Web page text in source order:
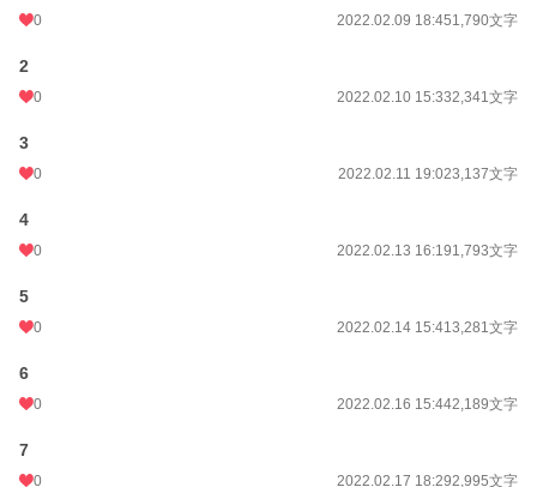
0 2022.02.09 18:451,790文字
2
0 2022.02.10 15:332,341文字
3
0 2022.02.11 19:023,137文字
4
0 2022.02.13 16:191,793文字
5
0 2022.02.14 15:413,281文字
6
0 2022.02.16 15:442,189文字
7
0 2022.02.17 18:292,995文字